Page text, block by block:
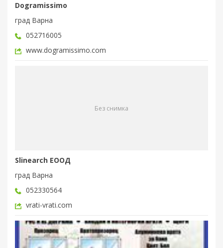
Dogramissimo
град Варна
052716005
www.dogramissimo.com
Без снимка
Slinearch ЕООД
град Варна
052330564
vrati-vrati.com